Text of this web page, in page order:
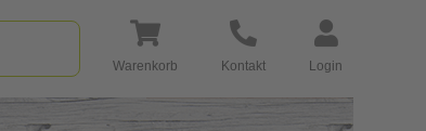
Warenkorb Kontakt Login